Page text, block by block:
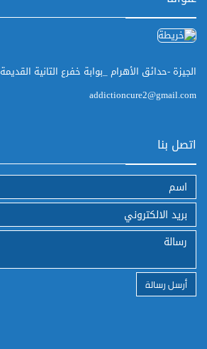
الجيزة -حدائق الأهرام _بوابة خفرع التانية القديمة
addictioncure2@gmail.com
اتصل بنا
أرسل رسالة